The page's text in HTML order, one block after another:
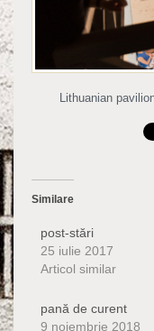
Lithuanian
Similare
post-stări
25 iulie 2017
Articol similar
pană de curent
9 noiembrie 2018